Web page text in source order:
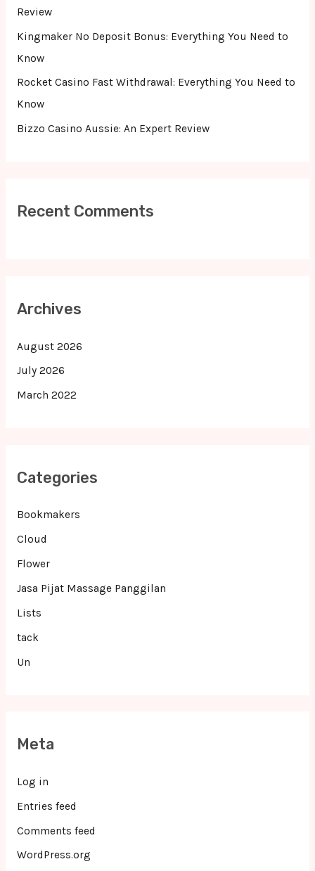
Review
Kingmaker No Deposit Bonus: Everything You Need to
Know
Rocket Casino Fast Withdrawal: Everything You Need to
Know
Bizzo Casino Aussie: An Expert Review
Recent Comments
Archives
August 2026
July 2026
March 2022
Categories
Bookmakers
Cloud
Flower
Jasa Pijat Massage Panggilan
Lists
tack
Un
Meta
Log in
Entries feed
Comments feed
WordPress.org